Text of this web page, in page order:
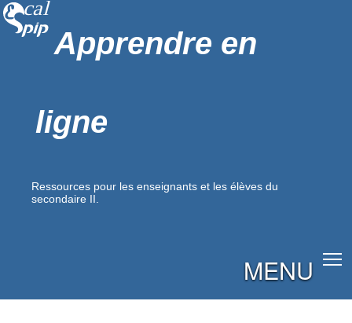
Apprendre en
ligne
Ressources pour les enseignants et les élèves du
secondaire II.
MENU